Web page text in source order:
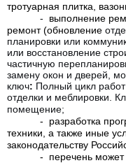
тротуарная плитка,
-
выполнение
ремонт (обновление
планировки или
или восстановление
частичную
замену окон и дверей,
ключ: Полный цикл
отделки и меблировки.
помещение;
-
разработка
техники, а также иные
законодательству
-
перечень